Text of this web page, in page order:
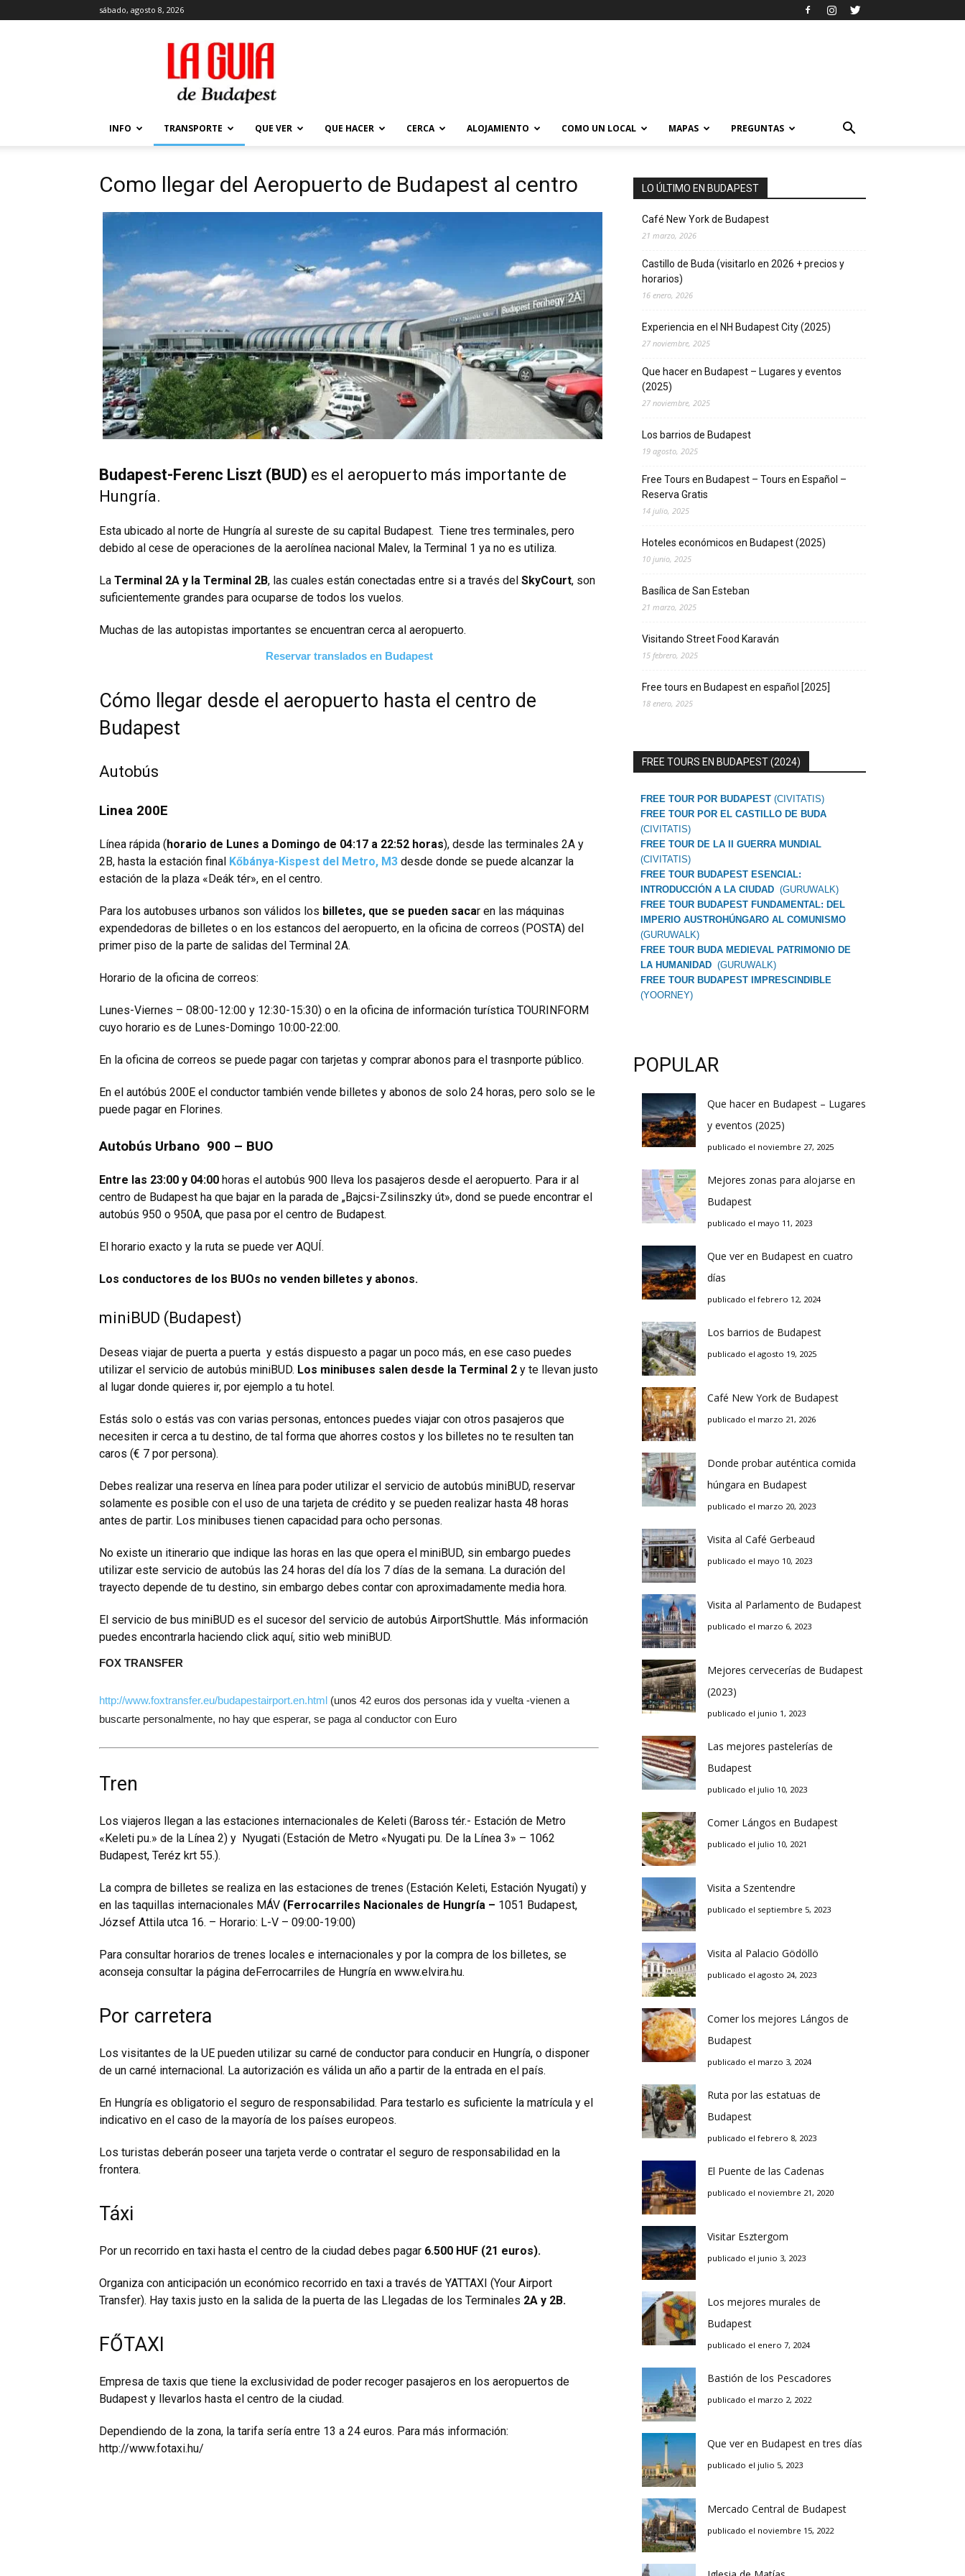
sábado, agosto 8, 2026
La
Guía
de
Budapest
Que
en
INFO TRANSPORTE QUE VER QUE HACER CERCA ALOJAMIENTO COMO UN LOCAL MAPAS PREGUNTAS
Como llegar del Aeropuerto de Budapest al centro
Budapest-Ferenc Liszt (BUD) es el aeropuerto más importante de
Hungría.
Esta ubicado al norte de Hungría al sureste de su capital Budapest. Tiene tres terminales, pero
debido al cese de operaciones de la aerolínea nacional Malev, la Terminal 1 ya no es utiliza.
La Terminal 2A y la Terminal 2B, las cuales están conectadas entre si a través del SkyCourt, son
suficientemente grandes para ocuparse de todos los vuelos.
Muchas de las autopistas importantes se encuentran cerca al aeropuerto.
Reservar translados en Budapest
Cómo llegar desde el aeropuerto hasta el centro de
Budapest
Autobús
Linea 200E
Línea rápida (horario de Lunes a Domingo de 04:17 a 22:52 horas), desde las terminales 2A y
2B, hasta la estación final Kőbánya-Kispest del Metro, M3 desde donde se puede alcanzar la
estación de la plaza «Deák tér», en el centro.
Para los autobuses urbanos son válidos los billetes, que se pueden sacar en las máquinas
expendedoras de billetes o en los estancos del aeropuerto, en la oficina de correos (POSTA) del
primer piso de la parte de salidas del Terminal 2A.
Horario de la oficina de correos:
Lunes-Viernes – 08:00-12:00 y 12:30-15:30) o en la oficina de información turística TOURINFORM
cuyo horario es de Lunes-Domingo 10:00-22:00.
En la oficina de correos se puede pagar con tarjetas y comprar abonos para el trasnporte público.
En el autóbús 200E el conductor también vende billetes y abonos de solo 24 horas, pero solo se le
puede pagar en Florines.
Autobús Urbano 900 – BUO
Entre las 23:00 y 04:00 horas el autobús 900 lleva los pasajeros desde el aeropuerto. Para ir al
centro de Budapest ha que bajar en la parada de „Bajcsi-Zsilinszky út», dond se puede encontrar el
autobús 950 o 950A, que pasa por el centro de Budapest.
El horario exacto y la ruta se puede ver AQUÍ.
Los conductores de los BUOs no venden billetes y abonos.
miniBUD (Budapest)
Deseas viajar de puerta a puerta y estás dispuesto a pagar un poco más, en ese caso puedes
utilizar el servicio de autobús miniBUD. Los minibuses salen desde la Terminal 2 y te llevan justo
al lugar donde quieres ir, por ejemplo a tu hotel.
Estás solo o estás vas con varias personas, entonces puedes viajar con otros pasajeros que
necesiten ir cerca a tu destino, de tal forma que ahorres costos y los billetes no te resulten tan
caros (€ 7 por persona).
Debes realizar una reserva en línea para poder utilizar el servicio de autobús miniBUD, reservar
solamente es posible con el uso de una tarjeta de crédito y se pueden realizar hasta 48 horas
antes de partir. Los minibuses tienen capacidad para ocho personas.
No existe un itinerario que indique las horas en las que opera el miniBUD, sin embargo puedes
utilizar este servicio de autobús las 24 horas del día los 7 días de la semana. La duración del
trayecto depende de tu destino, sin embargo debes contar con aproximadamente media hora.
El servicio de bus miniBUD es el sucesor del servicio de autobús AirportShuttle. Más información
puedes encontrarla haciendo click aquí, sitio web miniBUD.
FOX TRANSFER
http://www.foxtransfer.eu/budapestairport.en.html (unos 42 euros dos personas ida y vuelta -vienen a
buscarte personalmente, no hay que esperar, se paga al conductor con Euro
Tren
Los viajeros llegan a las estaciones internacionales de Keleti (Baross tér.- Estación de Metro
«Keleti pu.» de la Línea 2) y Nyugati (Estación de Metro «Nyugati pu. De la Línea 3» – 1062
Budapest, Teréz krt 55.).
La compra de billetes se realiza en las estaciones de trenes (Estación Keleti, Estación Nyugati) y
en las taquillas internacionales MÁV (Ferrocarriles Nacionales de Hungría – 1051 Budapest,
József Attila utca 16. – Horario: L-V – 09:00-19:00)
Para consultar horarios de trenes locales e internacionales y por la compra de los billetes, se
aconseja consultar la página deFerrocarriles de Hungría en www.elvira.hu.
Por carretera
Los visitantes de la UE pueden utilizar su carné de conductor para conducir en Hungría, o disponer
de un carné internacional. La autorización es válida un año a partir de la entrada en el país.
En Hungría es obligatorio el seguro de responsabilidad. Para testarlo es suficiente la matrícula y el
indicativo en el caso de la mayoría de los países europeos.
Los turistas deberán poseer una tarjeta verde o contratar el seguro de responsabilidad en la
frontera.
Táxi
Por un recorrido en taxi hasta el centro de la ciudad debes pagar 6.500 HUF (21 euros).
Organiza con anticipación un económico recorrido en taxi a través de YATTAXI (Your Airport
Transfer). Hay taxis justo en la salida de la puerta de las Llegadas de los Terminales 2A y 2B.
FŐTAXI
Empresa de taxis que tiene la exclusividad de poder recoger pasajeros en los aeropuertos de
Budapest y llevarlos hasta el centro de la ciudad.
Dependiendo de la zona, la tarifa sería entre 13 a 24 euros. Para más información:
http://www.fotaxi.hu/
LO ÚLTIMO EN BUDAPEST
Café New York de Budapest
21 marzo, 2026
Castillo de Buda (visitarlo en 2026 + precios y
horarios)
16 enero, 2026
Experiencia en el NH Budapest City (2025)
27 noviembre, 2025
Que hacer en Budapest – Lugares y eventos
(2025)
27 noviembre, 2025
Los barrios de Budapest
19 agosto, 2025
Free Tours en Budapest – Tours en Español –
Reserva Gratis
14 julio, 2025
Hoteles económicos en Budapest (2025)
10 junio, 2025
Basílica de San Esteban
21 marzo, 2025
Visitando Street Food Karaván
15 febrero, 2025
Free tours en Budapest en español [2025]
18 enero, 2025
FREE TOURS EN BUDAPEST (2024)
FREE TOUR POR BUDAPEST (CIVITATIS)
FREE TOUR POR EL CASTILLO DE BUDA
(CIVITATIS)
FREE TOUR DE LA II GUERRA MUNDIAL
(CIVITATIS)
FREE TOUR BUDAPEST ESENCIAL:
INTRODUCCIÓN A LA CIUDAD (GURUWALK)
FREE TOUR BUDAPEST FUNDAMENTAL: DEL
IMPERIO AUSTROHÚNGARO AL COMUNISMO
(GURUWALK)
FREE TOUR BUDA MEDIEVAL PATRIMONIO DE
LA HUMANIDAD (GURUWALK)
FREE TOUR BUDAPEST IMPRESCINDIBLE
(YOORNEY)
POPULAR
Que hacer en Budapest – Lugares
y eventos (2025)
publicado el noviembre 27, 2025
Mejores zonas para alojarse en
Budapest
publicado el mayo 11, 2023
Que ver en Budapest en cuatro
días
publicado el febrero 12, 2024
Los barrios de Budapest
publicado el agosto 19, 2025
Café New York de Budapest
publicado el marzo 21, 2026
Donde probar auténtica comida
húngara en Budapest
publicado el marzo 20, 2023
Visita al Café Gerbeaud
publicado el mayo 10, 2023
Visita al Parlamento de Budapest
publicado el marzo 6, 2023
Mejores cervecerías de Budapest
(2023)
publicado el junio 1, 2023
Las mejores pastelerías de
Budapest
publicado el julio 10, 2023
Comer Lángos en Budapest
publicado el julio 10, 2021
Visita a Szentendre
publicado el septiembre 5, 2023
Visita al Palacio Gödöllö
publicado el agosto 24, 2023
Comer los mejores Lángos de
Budapest
publicado el marzo 3, 2024
Ruta por las estatuas de
Budapest
publicado el febrero 8, 2023
El Puente de las Cadenas
publicado el noviembre 21, 2020
Visitar Esztergom
publicado el junio 3, 2023
Los mejores murales de
Budapest
publicado el enero 7, 2024
Bastión de los Pescadores
publicado el marzo 2, 2022
Que ver en Budapest en tres días
publicado el julio 5, 2023
Mercado Central de Budapest
publicado el noviembre 15, 2022